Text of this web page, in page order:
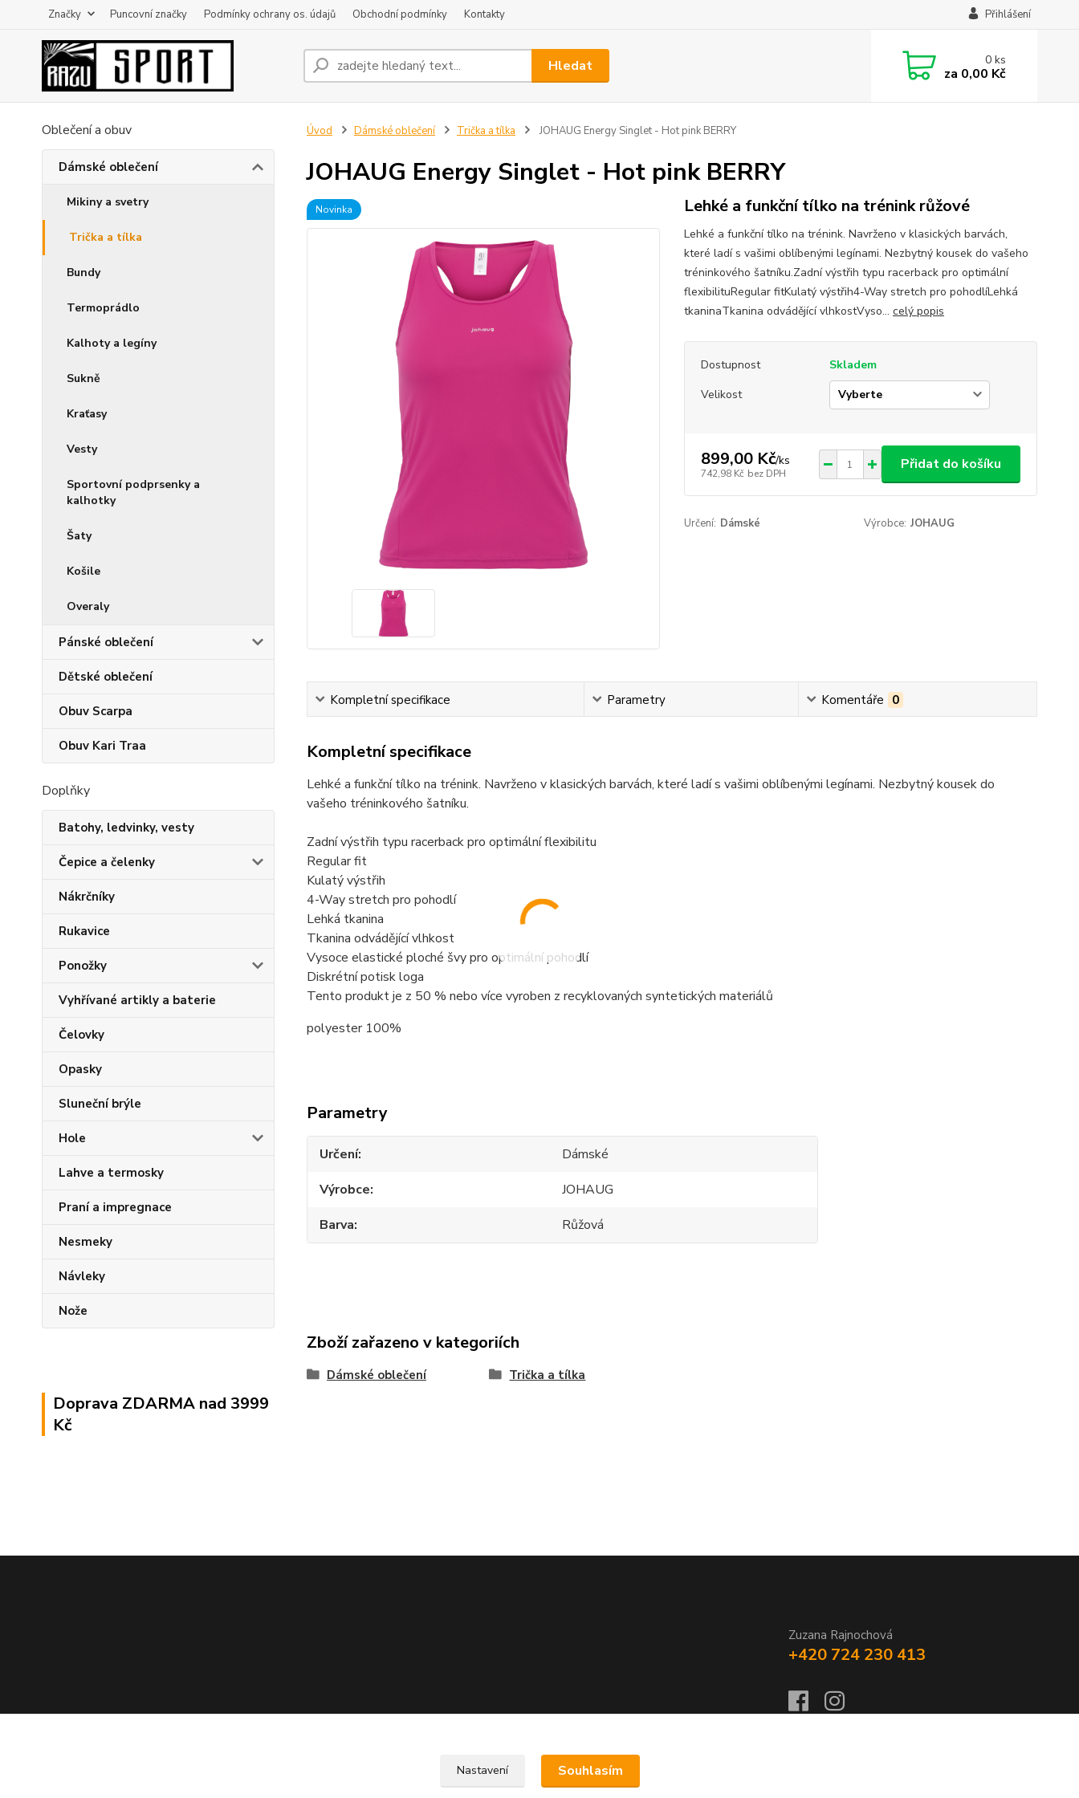
Značky Puncovní značky Podmínky ochrany os. údajů Obchodní podmínky Kontakty Přihlášení
Hledat 0ks
za 0,00 Kč
Oblečení a obuv
Dámské oblečení
Mikiny a svetry
Trička a tílka
Bundy
Termoprádlo
Kalhoty a legíny
Sukně
Kraťasy
Vesty
Sportovní podprsenky a
kalhotky
Šaty
Košile
Overaly
Pánské oblečení
Dětské oblečení
Obuv Scarpa
Obuv Kari Traa
Doplňky
Batohy, ledvinky, vesty
Čepice a čelenky
Nákrčníky
Rukavice
Ponožky
Vyhřívané artikly a baterie
Čelovky
Opasky
Sluneční brýle
Hole
Lahve a termosky
Praní a impregnace
Nesmeky
Návleky
Nože
Doprava ZDARMA nad 3999
Kč
Úvod Dámské oblečení Trička a tílka JOHAUG Energy Singlet - Hot pink BERRY
JOHAUG Energy Singlet - Hot pink BERRY
Novinka Lehké a funkční tílko na trénink růžové
Lehké a funkční tílko na trénink. Navrženo v klasických barvách,
které ladí s vašimi oblíbenými legínami. Nezbytný kousek do vašeho
tréninkového šatníku.Zadní výstřih typu racerback pro optimální
flexibilituRegular fitKulatý výstřih4-Way stretch pro pohodlíLehká
tkaninaTkanina odvádějící vlhkostVyso... celý popis
Dostupnost
Skladem
Velikost
899,00 Kč/ks
742,98 Kč bez DPH
Přidat do košíku
Určení: Dámské Výrobce: JOHAUG
Kompletní specifikace Parametry Komentáře 0
Kompletní specifikace
Lehké a funkční tílko na trénink. Navrženo v klasických barvách, které ladí s vašimi oblíbenými legínami. Nezbytný kousek do
vašeho tréninkového šatníku.
Zadní výstřih typu racerback pro optimální flexibilitu
Regular fit
Kulatý výstřih
4-Way stretch pro pohodlí
Lehká tkanina
Tkanina odvádějící vlhkost
Vysoce elastické ploché švy pro optimální pohodlí
Diskrétní potisk loga
Tento produkt je z 50 % nebo více vyroben z recyklovaných syntetických materiálů
polyester 100%
Parametry
Určení
Dámské
Výrobce
JOHAUG
Barva
Růžová
Zboží zařazeno v kategoriích
Dámské oblečení Trička a tílka
Zuzana Rajnochová
+420 724 230 413
Nastavení Souhlasím